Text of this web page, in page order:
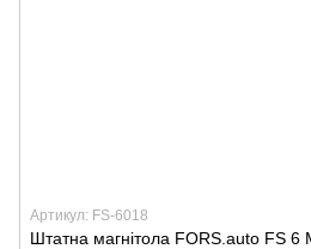
Артикул: FS-6018
Штатна магнітола FORS.auto FS